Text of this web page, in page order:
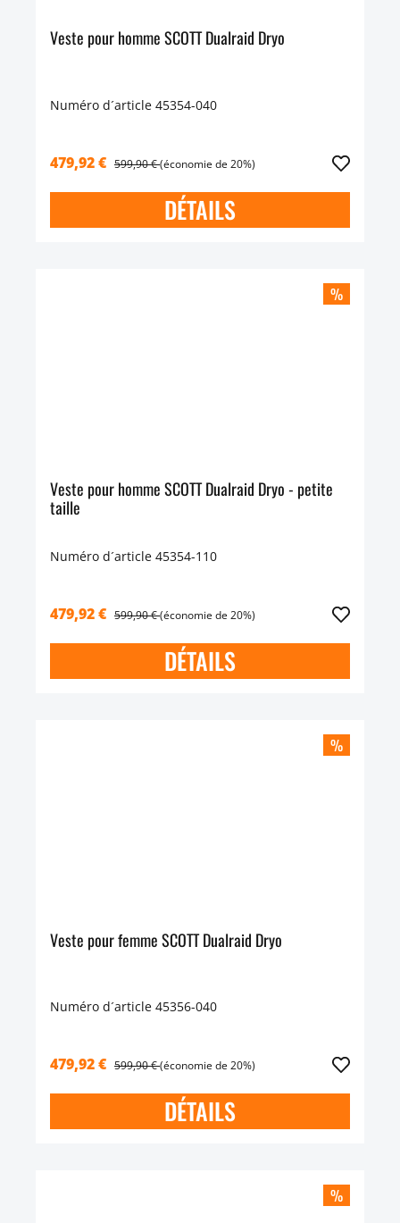
Veste pour homme SCOTT Dualraid Dryo
Numéro d´article 45354-040
479,92 € 599,90 €(économie de 20%)
DÉTAILS
%
Veste pour homme SCOTT Dualraid Dryo - petite
taille
Numéro d´article 45354-110
479,92 € 599,90 €(économie de 20%)
DÉTAILS
%
Veste pour femme SCOTT Dualraid Dryo
Numéro d´article 45356-040
479,92 € 599,90 €(économie de 20%)
DÉTAILS
%